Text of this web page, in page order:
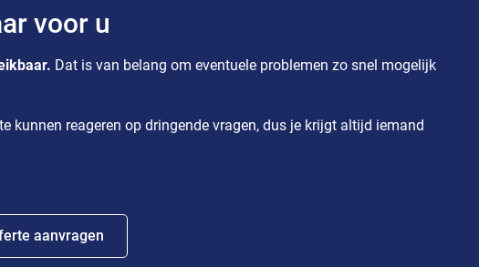
voor u
Dat is van belang om eventuele problemen zo snel mogelijk
kunnen reageren op dringende vragen, dus je krijgt altijd iemand
aanvragen